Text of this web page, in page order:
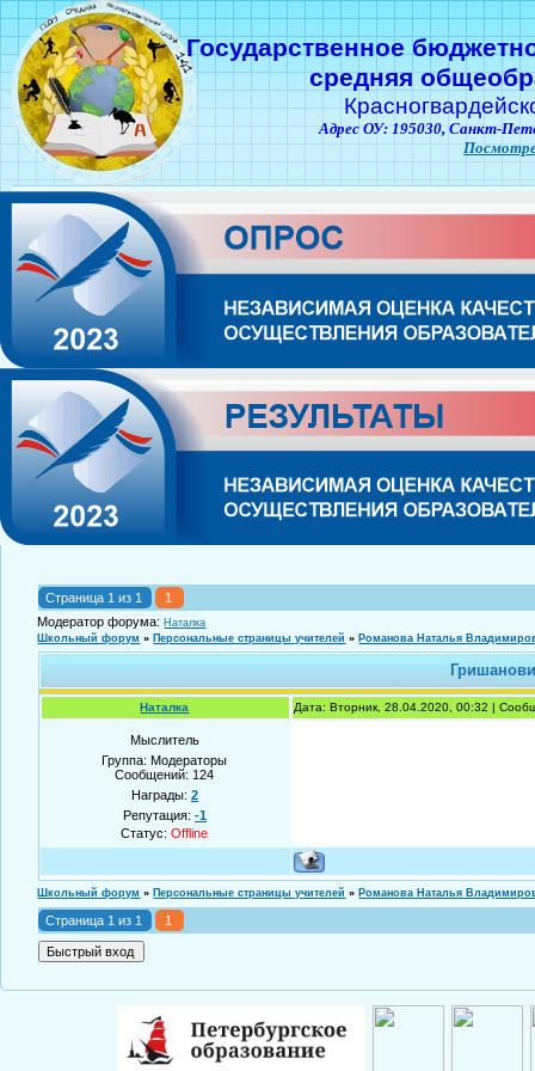
Государственное
средняя
Адрес ОУ: 195030, Санкт-
Страница 1 из 1
1
Модератор форума:Наталка
Школьный форум » Персональные страницы учителей » Романова Наталья
Наталка Дата: Вторник, 28.04.2020, 00:32 |
Мыслитель
Группа: Модераторы
Сообщений: 124
Награды: 2
Репутация: -1
Статус:Offline
Школьный форум » Персональные страницы учителей » Романова Наталья
Страница 1 из 1 1